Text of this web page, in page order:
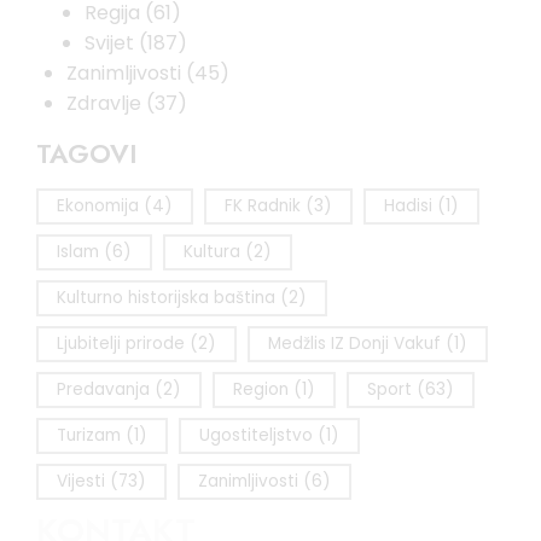
Regija (61)
Svijet (187)
Zanimljivosti (45)
Zdravlje (37)
TAGOVI
Ekonomija (4) FK Radnik (3) Hadisi (1)
Islam (6) Kultura (2)
Kulturno historijska baština (2)
Ljubitelji prirode (2) Medžlis IZ Donji Vakuf (1)
Predavanja (2) Region (1) Sport (63)
Turizam (1) Ugostiteljstvo (1)
Vijesti (73) Zanimljivosti (6)